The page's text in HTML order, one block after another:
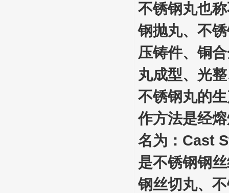
不锈钢丸也
钢抛丸、不
压铸件、铜
丸成型、光
不锈钢丸的
作方法是经
名为：Cast
是不锈钢钢
钢丝切丸、